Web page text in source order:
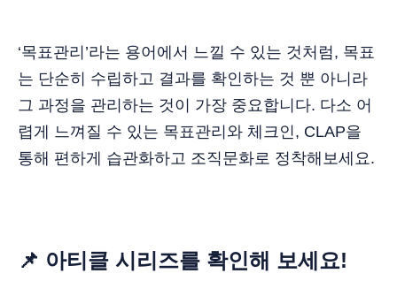
‘목표관리’라는 용어에서 느낄 수 있는 것처럼, 목표
는 단순히 수립하고 결과를 확인하는 것 뿐 아니라
그 과정을 관리하는 것이 가장 중요합니다. 다소 어
렵게 느껴질 수 있는 목표관리와 체크인, CLAP을
통해 편하게 습관화하고 조직문화로 정착해보세요.
📌 아티클 시리즈를 확인해 보세요!